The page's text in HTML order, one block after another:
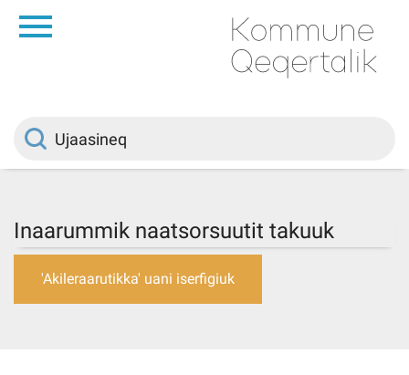
Innuttaasunut
Inaarummik naatsorsuutit takuuk
'Akileraarutikka' uani iserfigiuk